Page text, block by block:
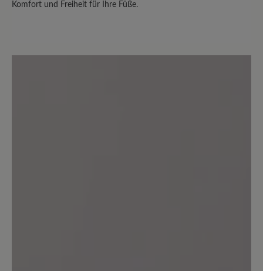
Komfort und Freiheit für Ihre Füße.